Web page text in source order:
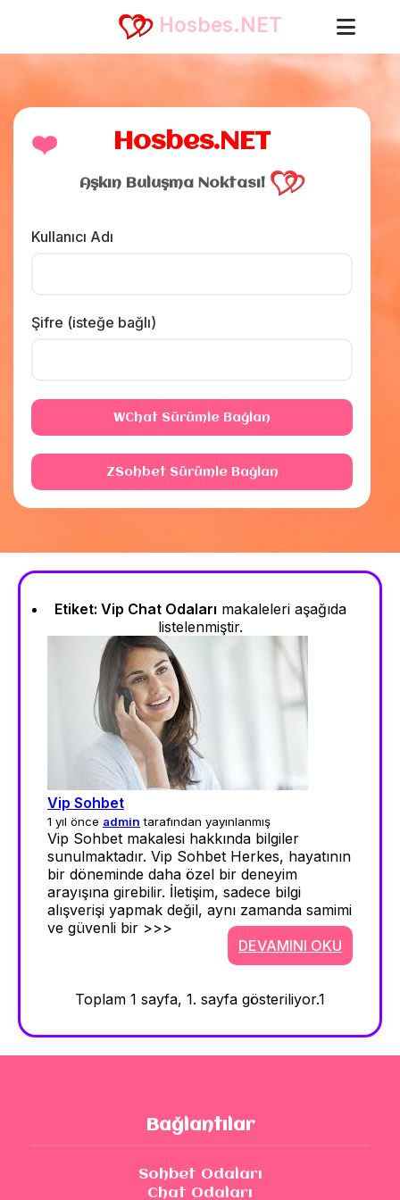
Hosbes.NET
❤️ Hosbes.NET
Aşkın Buluşma Noktası!
Kullanıcı Adı
Şifre (isteğe bağlı)
WChat Sürümle Bağlan
ZSohbet Sürümle Bağlan
Etiket: Vip Chat Odaları makaleleri aşağıda
listelenmiştir.
Vip Sohbet
1 yıl önce admin tarafından yayınlanmış
Vip Sohbet makalesi hakkında bilgiler
sunulmaktadır. Vip Sohbet Herkes, hayatının
bir döneminde daha özel bir deneyim
arayışına girebilir. İletişim, sadece bilgi
alışverişi yapmak değil, aynı zamanda samimi
ve güvenli bir >>>
DEVAMINI OKU
Toplam 1 sayfa, 1. sayfa gösteriliyor.1
Bağlantılar
Sohbet Odaları
Chat Odaları